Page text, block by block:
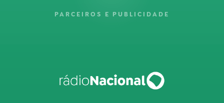
PARCEIROS E PUBLICIDADE